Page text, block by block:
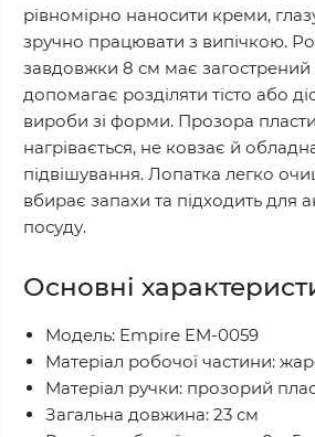
рівномірно наносити креми,
зручно працювати з випічкою.
завдовжки 8 см має загострений
допомагає розділяти тісто або
вироби зі форми. Прозора
нагрівається, не ковзає й
підвішування. Лопатка легко
вбирає запахи та підходить для
посуду.
Основні
Модель: Empire EM-0059
Матеріал робочої частини:
Матеріал ручки: прозорий
Загальна довжина: 23 см